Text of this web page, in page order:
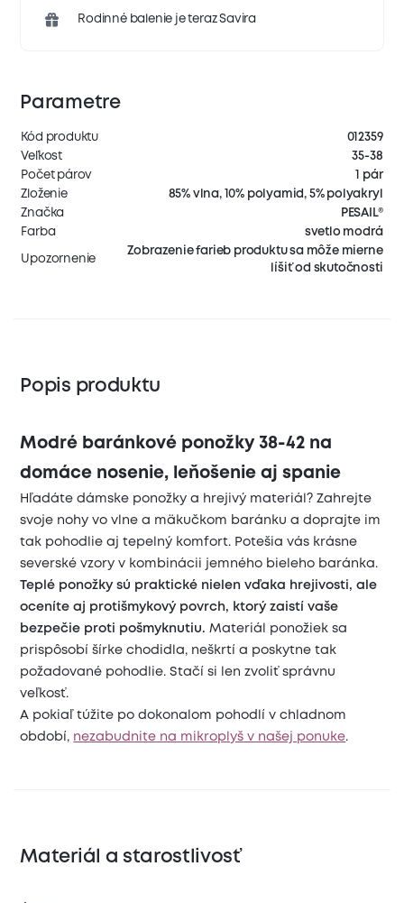
Rodinné balenie je teraz Savira
Parametre
Kód produktu
012359
Veľkost
35-38
Počet párov
1 pár
Zloženie
85% vlna, 10% polyamid, 5% polyakryl
Značka
PESAIL®
Farba
svetlo modrá
Upozornenie
Zobrazenie farieb produktu sa môže mierne
líšiť od skutočnosti
Popis produktu
Modré baránkové ponožky 38-42 na
domáce nosenie, leňošenie aj spanie
Hľadáte dámske ponožky a hrejivý materiál? Zahrejte
svoje nohy vo vlne a mäkučkom baránku a doprajte im
tak pohodlie aj tepelný komfort. Potešia vás krásne
severské vzory v kombinácii jemného bieleho baránka.
Teplé ponožky sú praktické nielen vďaka hrejivosti, ale
oceníte aj protišmykový povrch, ktorý zaistí vaše
bezpečie proti pošmyknutiu. Materiál ponožiek sa
prispôsobí šírke chodidla, neškrtí a poskytne tak
požadované pohodlie. Stačí si len zvoliť správnu
veľkosť.
A pokiaľ túžite po dokonalom pohodlí v chladnom
období, nezabudnite na mikroplyš v našej ponuke.
Materiál a starostlivosť